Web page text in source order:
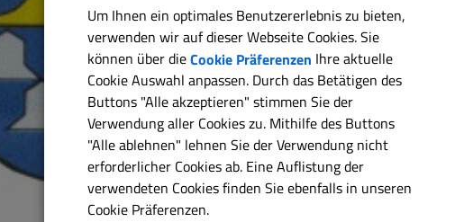
Um Ihnen ein optimales Benutzererlebnis zu bieten,
verwenden wir auf dieser Webseite Cookies. Sie
können über dieCookie Präferenzen Ihre aktuelle
Cookie Auswahl anpassen. Durch das Betätigen des
Buttons "Alle akzeptieren" stimmen Sie der
Verwendung aller Cookies zu. Mithilfe des Buttons
"Alle ablehnen" lehnen Sie der Verwendung nicht
erforderlicher Cookies ab. Eine Auflistung der
verwendeten Cookies finden Sie ebenfalls in unseren
Cookie Präferenzen.